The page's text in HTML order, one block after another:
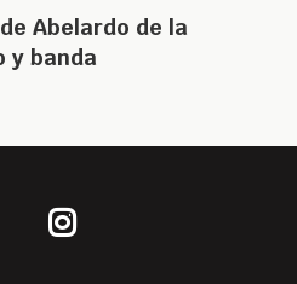
Abelardo de la
y banda